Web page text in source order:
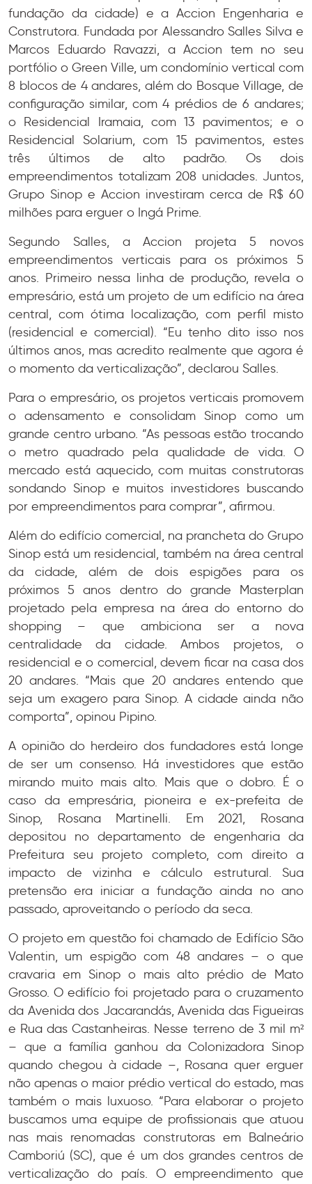
fundação da cidade) e a Accion Engenharia e
Construtora. Fundada por Alessandro Salles Silva e
Marcos Eduardo Ravazzi, a Accion tem no seu
portfólio o Green Ville, um condomínio vertical com
8 blocos de 4 andares, além do Bosque Village, de
configuração similar, com 4 prédios de 6 andares;
o Residencial Iramaia, com 13 pavimentos; e o
Residencial Solarium, com 15 pavimentos, estes
três últimos de alto padrão. Os dois
empreendimentos totalizam 208 unidades. Juntos,
Grupo Sinop e Accion investiram cerca de R$ 60
milhões para erguer o Ingá Prime.
Segundo Salles, a Accion projeta 5 novos
empreendimentos verticais para os próximos 5
anos. Primeiro nessa linha de produção, revela o
empresário, está um projeto de um edifício na área
central, com ótima localização, com perfil misto
(residencial e comercial). “Eu tenho dito isso nos
últimos anos, mas acredito realmente que agora é
o momento da verticalização”, declarou Salles.
Para o empresário, os projetos verticais promovem
o adensamento e consolidam Sinop como um
grande centro urbano. “As pessoas estão trocando
o metro quadrado pela qualidade de vida. O
mercado está aquecido, com muitas construtoras
sondando Sinop e muitos investidores buscando
por empreendimentos para comprar”, afirmou.
Além do edifício comercial, na prancheta do Grupo
Sinop está um residencial, também na área central
da cidade, além de dois espigões para os
próximos 5 anos dentro do grande Masterplan
projetado pela empresa na área do entorno do
shopping – que ambiciona ser a nova
centralidade da cidade. Ambos projetos, o
residencial e o comercial, devem ficar na casa dos
20 andares. “Mais que 20 andares entendo que
seja um exagero para Sinop. A cidade ainda não
comporta”, opinou Pipino.
A opinião do herdeiro dos fundadores está longe
de ser um consenso. Há investidores que estão
mirando muito mais alto. Mais que o dobro. É o
caso da empresária, pioneira e ex-prefeita de
Sinop, Rosana Martinelli. Em 2021, Rosana
depositou no departamento de engenharia da
Prefeitura seu projeto completo, com direito a
impacto de vizinha e cálculo estrutural. Sua
pretensão era iniciar a fundação ainda no ano
passado, aproveitando o período da seca.
O projeto em questão foi chamado de Edifício São
Valentin, um espigão com 48 andares – o que
cravaria em Sinop o mais alto prédio de Mato
Grosso. O edifício foi projetado para o cruzamento
da Avenida dos Jacarandás, Avenida das Figueiras
e Rua das Castanheiras. Nesse terreno de 3 mil m²
– que a família ganhou da Colonizadora Sinop
quando chegou à cidade –, Rosana quer erguer
não apenas o maior prédio vertical do estado, mas
também o mais luxuoso. “Para elaborar o projeto
buscamos uma equipe de profissionais que atuou
nas mais renomadas construtoras em Balneário
Camboriú (SC), que é um dos grandes centros de
verticalização do país. O empreendimento que